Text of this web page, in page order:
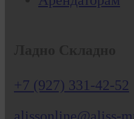
+7 (927) 331-42-52